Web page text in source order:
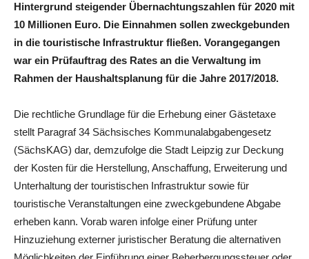
Hintergrund steigender Übernachtungszahlen für 2020 mit
10 Millionen Euro. Die Einnahmen sollen zweckgebunden
in die touristische Infrastruktur fließen. Vorangegangen
war ein Prüfauftrag des Rates an die Verwaltung im
Rahmen der Haushaltsplanung für die Jahre 2017/2018.
Die rechtliche Grundlage für die Erhebung einer Gästetaxe
stellt Paragraf 34 Sächsisches Kommunalabgabengesetz
(SächsKAG) dar, demzufolge die Stadt Leipzig zur Deckung
der Kosten für die Herstellung, Anschaffung, Erweiterung und
Unterhaltung der touristischen Infrastruktur sowie für
touristische Veranstaltungen eine zweckgebundene Abgabe
erheben kann. Vorab waren infolge einer Prüfung unter
Hinzuziehung externer juristischer Beratung die alternativen